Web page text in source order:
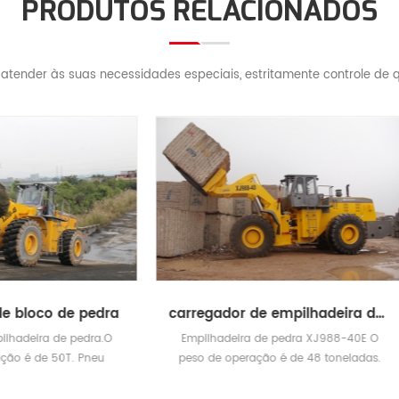
PRODUTOS RELACIONADOS
às suas necessidades especiais, estritamente controle de
carregador de empilhadeira de grande tonelagem
de pedra XJ988-40E O
operação é de 48 toneladas.
Máquina de manipulador de
pedra XJ968-23E. O peso de